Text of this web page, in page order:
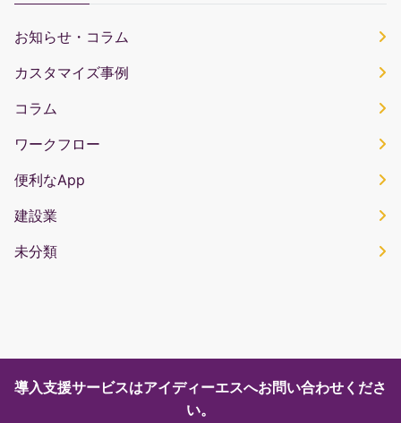
お知らせ・コラム
カスタマイズ事例
コラム
ワークフロー
便利なApp
建設業
未分類
導入支援サービスはアイディーエスへお問い合わせくださ
い。